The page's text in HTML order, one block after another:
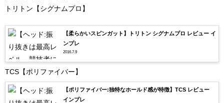
トリトン【シグナムプロ】
【柔らかいスピンガット】トリトン シグナムプロ レビュー イ
ンプレ
2016.7.9
TCS【ポリファイバー】
【ポリファイバー:独特なホールド感が特徴】TCS レビュー
インプレ